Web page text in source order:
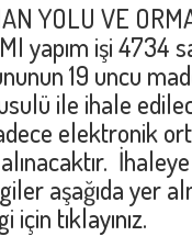
YOLU VE
yapım işi 4734
19 uncu
ile ihale
elektronik
aşağıda yer
için tıklayınız.